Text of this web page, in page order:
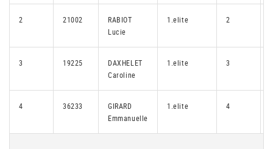
2 21002
RABIOT
Lucie
1.elite 2
3 19225
DAXHELET
Caroline
1.elite 3
4 36233
GIRARD
Emmanuelle
1.elite 4